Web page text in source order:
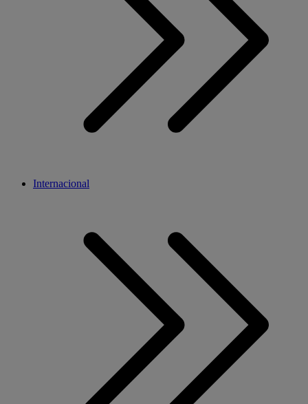
Internacional